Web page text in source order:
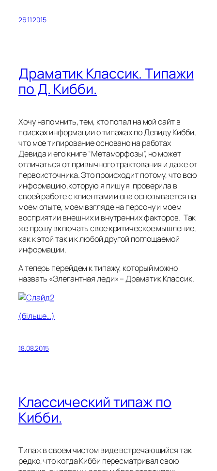
26.11.2015
Драматик Классик. Типажи
по Д. Кибби.
Хочу напомнить, тем, кто попал на мой сайт в
поисках информации о типажах по Девиду Кибби,
что мое типирование основано на работах
Девида и его книге “Метаморфозы”, но может
отличаться от привычного трактования и даже от
первоисточника. Это происходит потому, что всю
информацию,которую я пишу я проверила в
своей работе с клиентами и она основывается на
моем опыте, моем взгляде на персону и моем
восприятии внешних и внутренних факторов. Так
же прошу включать свое критическое мышление,
как к этой так и к любой другой поглощаемой
информации.
А теперь перейдем к типажу, который можно
назвать «Элегантная леди» – Драматик Классик.
(більше…)
18.08.2015
Классический типаж по
Кибби.
Типаж в своем чистом виде встречающийся так
редко, что когда Кибби пересматривал свою